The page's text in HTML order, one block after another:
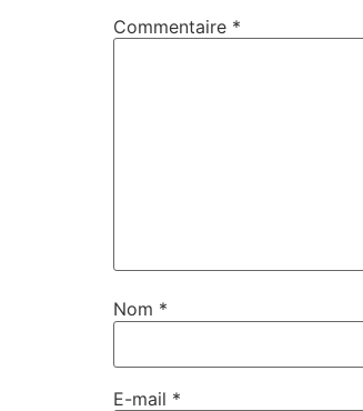
Commentaire *
Nom *
E-mail *